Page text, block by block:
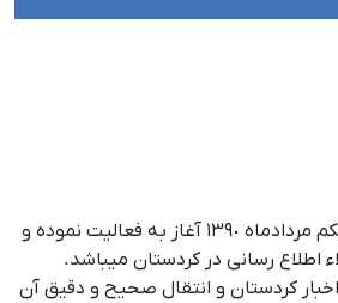
آژانس خبررسانی کُردپا یکم مردادماه ١٣٩٠ آغاز به فعالیت نموده و
هدف از راه‌اندازی آن، خلاء اطلاع رسانی در کردستان می‎باشد.
کردستان و انتقال صحیح و دقیق آن